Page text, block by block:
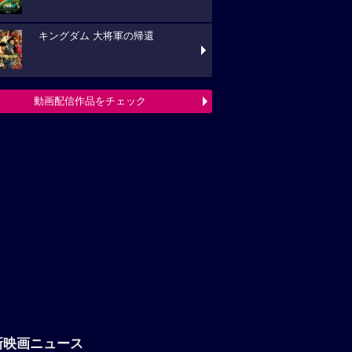
キングダム 大将軍の帰還
動画配信作品をチェック
映画ニュース